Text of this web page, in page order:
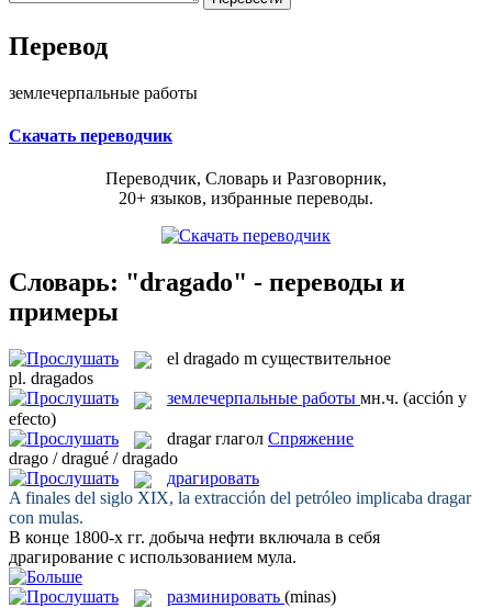
Перевод
землечерпальные работы
Скачать переводчик
Переводчик, Словарь и Разговорник,
20+ языков, избранные переводы.
Словарь: "dragado" - переводы и
примеры
el dragado m существительное
pl. dragados
землечерпальные работы мн.ч. (acción y
efecto)
dragar глагол Спряжение
drago / dragué / dragado
драгировать
A finales del siglo XIX, la extracción del petróleo implicaba dragar
con mulas.
В конце 1800-х гг. добыча нефти включала в себя
драгирование с использованием мула.
разминировать (minas)